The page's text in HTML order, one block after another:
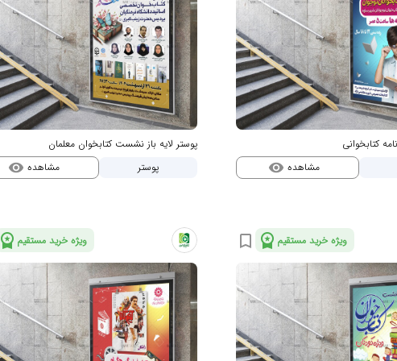
کتابخوانی
مشاهده visibility
پوستر لایه باز نشست کتابخوان معلمان
پوستر
مشاهده visibility
ویژه خرید مستقیم workspace_premium
bookmark_border ویژه خرید مستقیم workspace_premium